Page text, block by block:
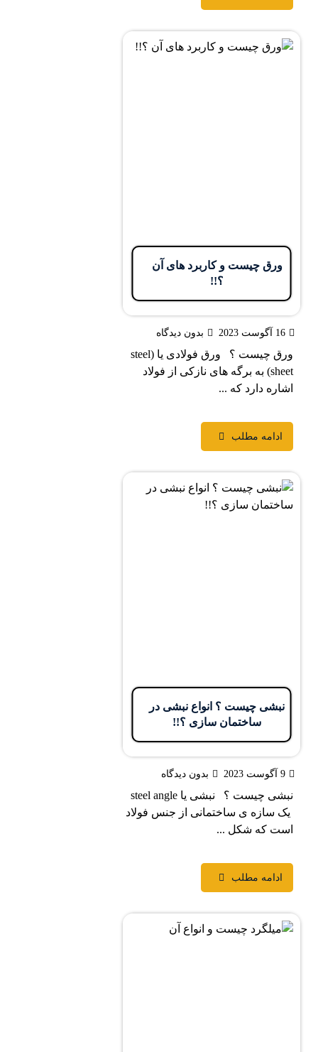
چیست و کاربرد های آن
بدون دیدگاه
ورق چیست ؟ ورق فولادی یا (steel
sheet) به برگه های نازکی از فولاد
دارد که ...
مطلب
چیست ؟ انواع نبشی در
ساختمان سازی ؟!!
بدون دیدگاه
نبشی چیست ؟ نبشی یا steel angle
ی ساختمانی از جنس فولاد
که شکل ...
مطلب